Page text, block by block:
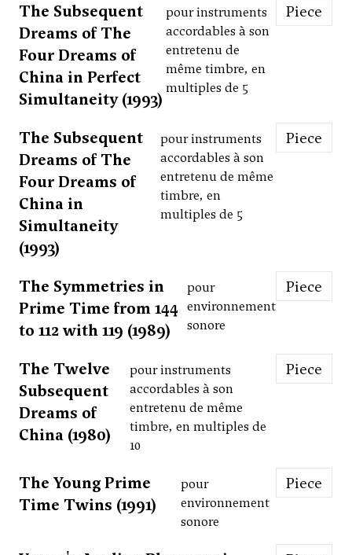
The Subsequent
Dreams of The
Four Dreams of
China in Perfect
Simultaneity (1993)
pour instruments
accordables à son
entretenu de
même timbre, en
multiples de 5
Piece
The Subsequent
Dreams of The
Four Dreams of
China in
Simultaneity
(1993)
pour instruments
accordables à son
entretenu de même
timbre, en
multiples de 5
Piece
The Symmetries in
Prime Time from 144
to 112 with 119 (1989)
pour
environnement
sonore
Piece
The Twelve
Subsequent
Dreams of
China (1980)
pour instruments
accordables à son
entretenu de même
timbre, en multiples de
10
Piece
The Young Prime
Time Twins (1991)
pour
environnement
sonore
Piece